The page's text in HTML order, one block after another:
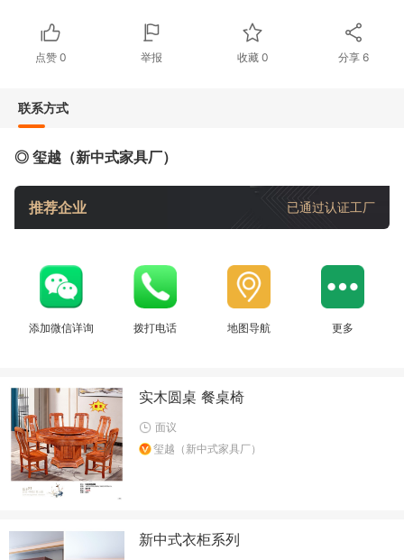
点赞 0 举报 收藏 0 分享 6
联系方式
◎ 玺越（新中式家具厂）
推荐企业 已通过认证工厂
添加微信详询 拨打电话 地图导航 更多
实木圆桌 餐桌椅
面议
玺越（新中式家具厂）
新中式衣柜系列